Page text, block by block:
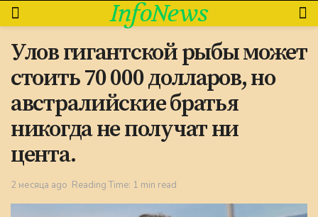
InfoNews
Улов гигантской рыбы может
стоить 70 000 долларов, но
австралийские братья
никогда не получат ни
цента.
2 месяца ago Reading Time: 1 min read